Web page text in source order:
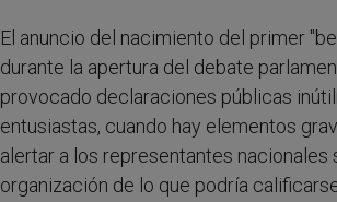
El anuncio del nacimiento del primer
durante la apertura del debate
provocado declaraciones públicas
entusiastas, cuando hay elementos
alertar a los representantes nacionales
organización de lo que podría